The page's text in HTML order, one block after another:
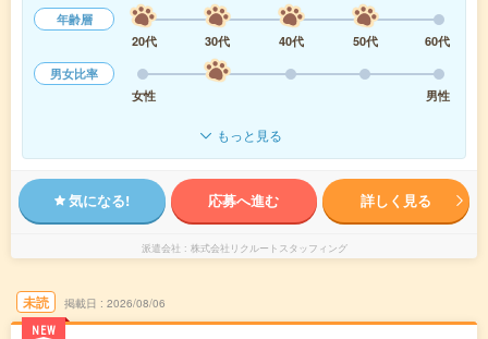
年齢層
20代
30代 40代 50代
60代
男女比率
女性
男性
もっと見る
気になる! 応募へ進む 詳しく見る
派遣会社 株式会社リクルートスタッフィング
未読
NEW
掲載日 2026/08/06